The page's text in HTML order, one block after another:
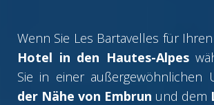
Wenn Sie Les Bartavelles für
Hotel in den Hautes-Alpes
Sie in einer außergewöhnlichen
der Nähe von Embrun und dem